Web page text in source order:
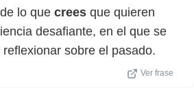
lo que crees que quieren
desafiante, en el que se
sobre el pasado.
Ver frase